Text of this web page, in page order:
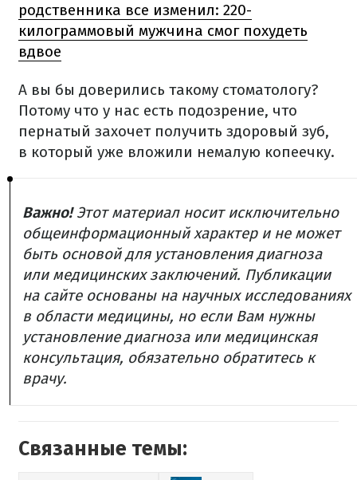
родственника все изменил: 220-
килограммовый мужчина смог похудеть
вдвое
А вы бы доверились такому стоматологу?
Потому что у нас есть подозрение, что
пернатый захочет получить здоровый зуб,
в который уже вложили немалую копеечку.
Важно!Этот материал носит исключительно
общеинформационный характер и не может
быть основой для установления диагноза
или медицинских заключений. Публикации
на сайте основаны на научных исследованиях
в области медицины, но если Вам нужны
установление диагноза или медицинская
консультация, обязательно обратитесь к
врачу.
Связанные темы: